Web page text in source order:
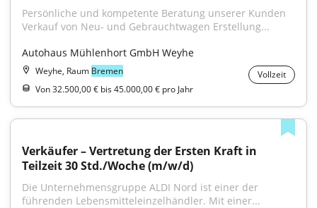
Persönliche und kompetente Beratung unserer Kunden
Verkauf von Neu- und Gebrauchtwagen Erstellung...
Autohaus Mühlenhort GmbH Weyhe
Weyhe, Raum Bremen
Vollzeit
Von 32.500,00 € bis 45.000,00 € pro Jahr
Verkäufer – Vertretung der Ersten Kraft in
Teilzeit 30 Std./Woche (m/w/d)
Die Unternehmensgruppe ALDI Nord ist einer der
führenden Lebensmitteleinzelhändler. Mit einer...